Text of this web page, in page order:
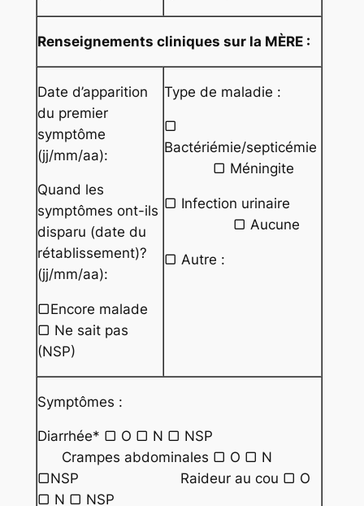
Renseignements cliniques sur la MÈRE :
Date d’apparition
du premier
symptôme
(jj/mm/aa):
Quand les
symptômes ont-ils
disparu (date du
rétablissement)?
(jj/mm/aa):
▢Encore malade
▢ Ne sait pas
(NSP)
Type de maladie :
▢
Bactériémie/septicémie
▢ Méningite
▢ Infection urinaire
▢ Aucune
▢ Autre :
Symptômes :
Diarrhée* ▢ O ▢ N ▢ NSP
Crampes abdominales ▢ O ▢ N
▢NSP Raideur au cou ▢ O
▢ N ▢ NSP